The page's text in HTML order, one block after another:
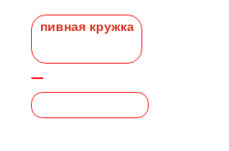
пивная кружка